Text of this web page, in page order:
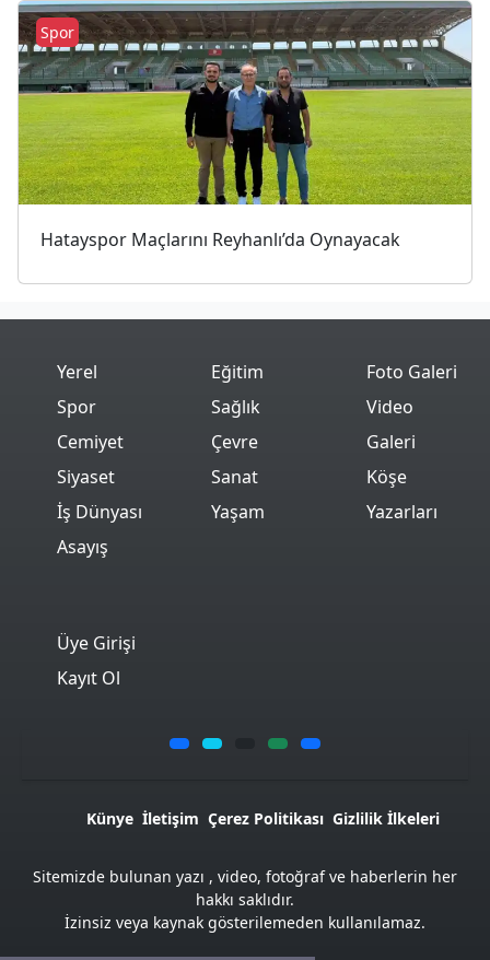
Hatayspor Maçlarını Reyhanlı’da Oynayacak
Spor
Yerel
Spor
Cemiyet
Siyaset
İş Dünyası
Asayış
Eğitim
Sağlık
Çevre
Sanat
Yaşam
Foto Galeri
Video
Galeri
Köşe
Yazarları
Üye Girişi
Kayıt Ol
Künye İletişim Çerez Politikası Gizlilik İlkeleri
Sitemizde bulunan yazı , video, fotoğraf ve haberlerin her
hakkı saklıdır.
İzinsiz veya kaynak gösterilemeden kullanılamaz.